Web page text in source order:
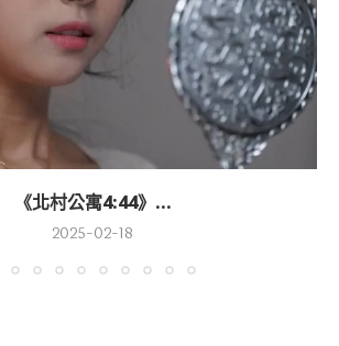
《北村公寓4:44》...
2025-02-18